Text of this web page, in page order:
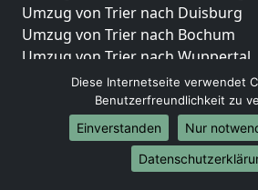
Umzug von Trier nach Duisburg
Umzug von Trier nach Bochum
Umzug von Trier nach Wuppertal
Umzug von Trier nach Bielefeld
Umzug von Trier nach Bonn
Umzug von Trier nach Münster
Internationale-Umzüge
Diese Internetseite verwendet
Benutzerfreundlichkeit zu
Einverstanden
Nur